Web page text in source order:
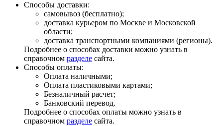
Способы доставки:
самовывоз (бесплатно);
доставка курьером по Москве и Московской
области;
доставка транспортными компаниями (регионы).
Подробнее о способах доставки можно узнать в
справочном разделе сайта.
Способы оплаты:
Оплата наличными;
Оплата пластиковыми картами;
Безналичный расчет;
Банковский перевод.
Подробнее о способах оплаты можно узнать в
справочном разделе сайта.